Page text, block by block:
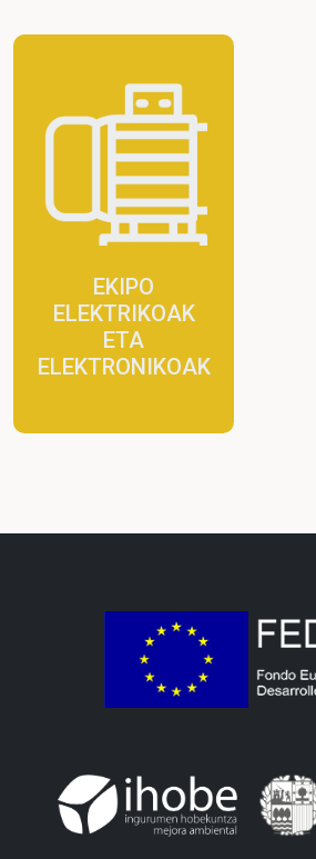
EKIPO
ELEKTRIKOAK
ETA
ELEKTRONIKOAK